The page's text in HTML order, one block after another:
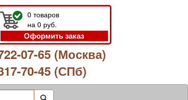
0 товаров
на 0 руб.
Оформить заказ
07-65 (Москва)
70-45 (СПб)